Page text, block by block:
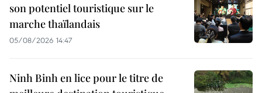
son potentiel touristique sur le
marche thaïlandais
05/08/2026 14:47
Ninh Binh en lice pour le titre de